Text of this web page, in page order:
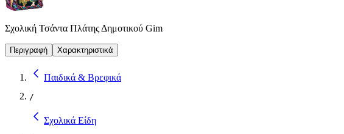
Σχολική Τσάντα Πλάτης Δημοτικού Gim
Περιγραφή Χαρακτηριστικά
Παιδικά & Βρεφικά
/
Σχολικά Είδη